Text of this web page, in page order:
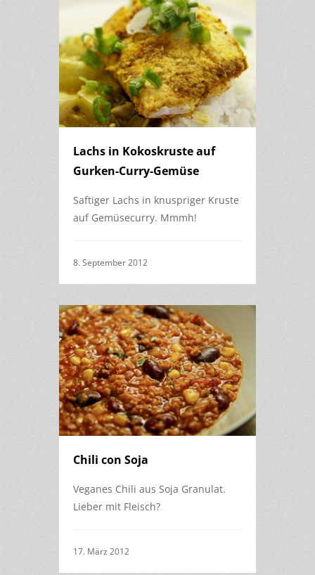
Lachs in Kokoskruste auf
Gurken-Curry-Gemüse
Saftiger Lachs in knuspriger Kruste
auf Gemüsecurry. Mmmh!
8. September 2012
Chili con Soja
Veganes Chili aus Soja Granulat.
Lieber mit Fleisch?
17. März 2012